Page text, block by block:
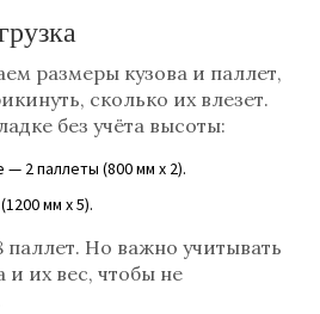
размеры кузова и паллет,
сколько их влезет.
без учёта высоты:
2 паллеты (800 мм x 2).
мм x 5).
Но важно учитывать
и их вес, чтобы не